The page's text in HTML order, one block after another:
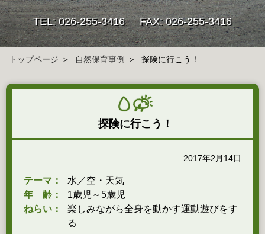
TEL: 026-255-3416 FAX: 026-255-3416
トップページ 自然保育事例 探険に行こう！
探険に行こう！
2017年2月14日
テーマ：
水／空・天気
年 齢：
1歳児～5歳児
ねらい：
楽しみながら全身を動かす運動遊びをす
る